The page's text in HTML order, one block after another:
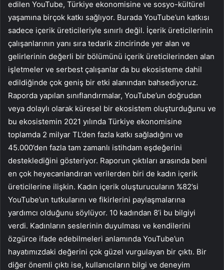
edilen YouTube, Türkiye ekonomisine ve sosyo-kültürel
yaşamına birçok katkı sağlıyor. Burada YouTube’un katkısı
sadece içerik üreticileriyle sınırlı değil. İçerik üreticilerinin
çalışanlarının yanı sıra tedarik zincirinde yer alan ve
gelirlerinin değerli bir bölümünü içerik üreticilerinden alan
işletmeler ve serbest çalışanlar da bu ekosisteme dahil
edildiğinde çok geniş bir etki alanından bahsediyoruz.
Raporda yapılan sınıflandırmalar, YouTube’un doğrudan
veya dolaylı olarak küresel bir ekosistem oluşturduğunu ve
bu ekosistemin 2021 yılında Türkiye ekonomisine
toplamda 2 milyar TL’den fazla katkı sağladığını ve
45.000’den fazla tam zamanlı istihdam eşdeğerini
desteklediğini gösteriyor. Raporun çıktıları arasında beni
en çok heyecanlandıran verilerden biri de kadın içerik
üreticilerine ilişkin. Kadın içerik oluşturucuların %82’si
YouTube’un tutkularını ve fikirlerini paylaşmalarına
yardımcı olduğunu söylüyor. 10 kadından 8’i bu bilgiyi
verdi. Kadınların seslerinin duyulması ve kendilerini
özgürce ifade edebilmeleri anlamında YouTube’un
hayatımızdaki değerini çok güzel vurgulayan bir çıktı. Bir
diğer önemli çıktı ise, kullanıcıların bilgi ve deneyim